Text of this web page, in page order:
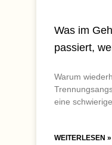
Was im
passiert,
Warum
eine
WEITERLESEN »